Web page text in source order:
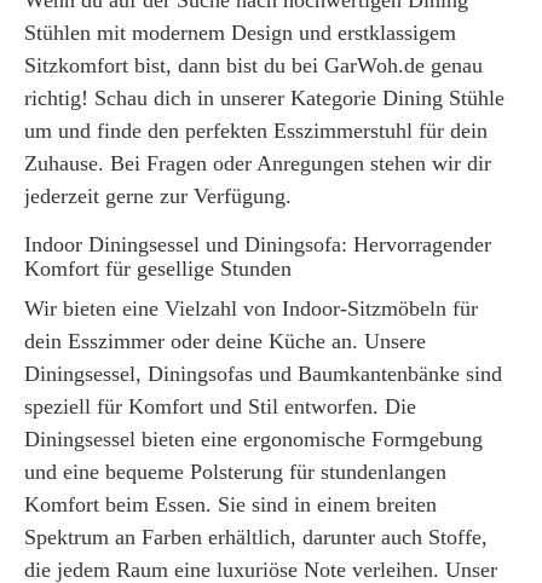
Stühlen mit modernem Design und erstklassigem
Sitzkomfort bist, dann bist du bei GarWoh.de genau
richtig! Schau dich in unserer Kategorie Dining Stühle
um und finde den perfekten Esszimmerstuhl für dein
Zuhause. Bei Fragen oder Anregungen stehen wir dir
jederzeit gerne zur Verfügung.
Indoor Diningsessel und Diningsofa: Hervorragender
Komfort für gesellige Stunden
Wir bieten eine Vielzahl von Indoor-Sitzmöbeln für
dein Esszimmer oder deine Küche an. Unsere
Diningsessel, Diningsofas und Baumkantenbänke sind
speziell für Komfort und Stil entworfen. Die
Diningsessel bieten eine ergonomische Formgebung
und eine bequeme Polsterung für stundenlangen
Komfort beim Essen. Sie sind in einem breiten
Spektrum an Farben erhältlich, darunter auch Stoffe,
die jedem Raum eine luxuriöse Note verleihen. Unser